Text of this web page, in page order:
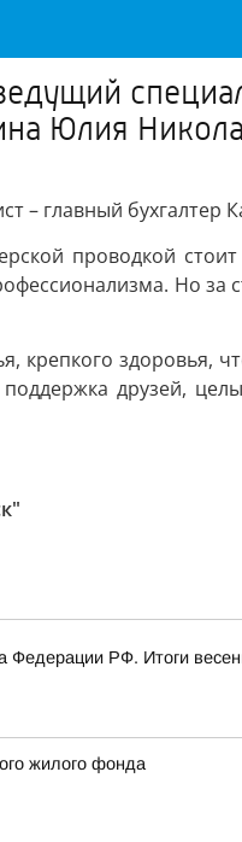
Юлия
– главный
проводкой
Но
крепкого здоровья,
друзей,
Федерации РФ. Итоги
жилого фонда